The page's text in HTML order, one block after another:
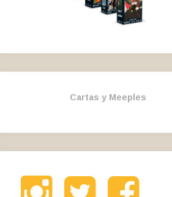
Cartas y Meeples
Instagram Twitter Facebook